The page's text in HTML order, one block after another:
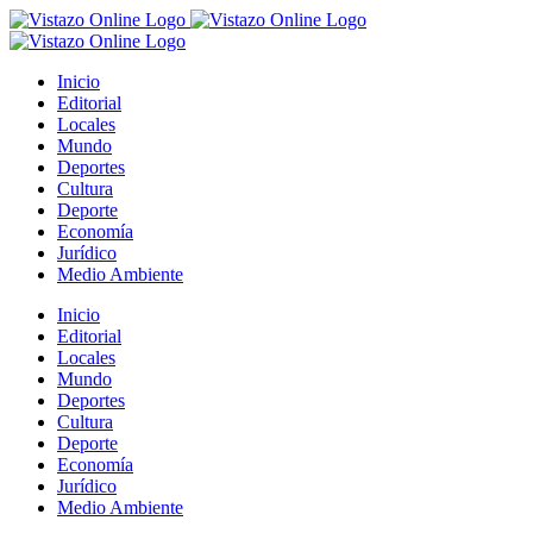
Saltar
al
Inicio
Editorial
Locales
Mundo
Deportes
Cultura
Deporte
Economía
Jurídico
Medio Ambiente
Inicio
Editorial
Locales
Mundo
Deportes
Cultura
Deporte
Economía
Jurídico
Medio Ambiente